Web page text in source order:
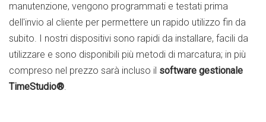
manutenzione, vengono programmati e testati prima
dell'invio al cliente per permettere un rapido utilizzo fin da
subito. I nostri dispositivi sono rapidi da installare, facili da
utilizzare e sono disponibili più metodi di marcatura; in più
compreso nel prezzo sarà incluso il software gestionale
TimeStudio®.